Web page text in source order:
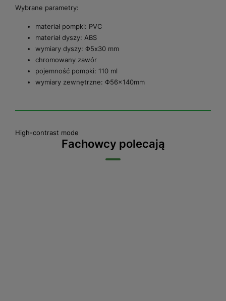
Wybrane parametry:
materiał pompki: PVC
materiał dyszy: ABS
wymiary dyszy: Φ5x30 mm
chromowany zawór
pojemność pompki: 110 ml
wymiary zewnętrzne: Φ56×140mm
High-contrast mode
Fachowcy polecają